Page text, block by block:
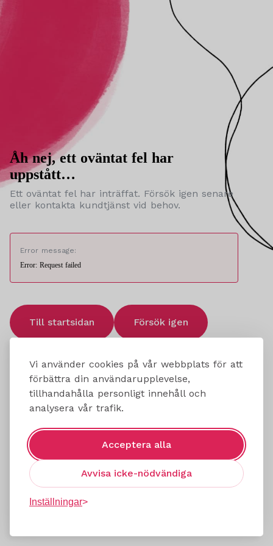
Vi använder cookies på vår webbplats för att
förbättra din användarupplevelse,
tillhandahålla personligt innehåll och
analysera vår trafik.
Acceptera alla
Avvisa icke-nödvändiga
Inställningar
Åh nej, ett oväntat fel har
uppstått…
Ett oväntat fel har inträffat. Försök igen senare
eller kontakta kundtjänst vid behov.
Error message:
Error: Request failed
Till startsidan Försök igen